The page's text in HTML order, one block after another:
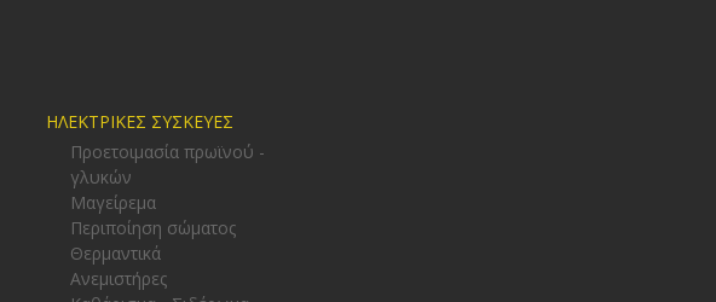
ΗΛΕΚΤΡΙΚΕΣ ΣΥΣΚΕΥΕΣ
Προετοιμασία πρωϊνού -
γλυκών
Μαγείρεμα
Περιποίηση σώματος
Θερμαντικά
Ανεμιστήρες